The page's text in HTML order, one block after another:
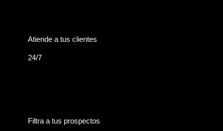
Atiende a tus clientes
24/7
Filtra a tus prospectos